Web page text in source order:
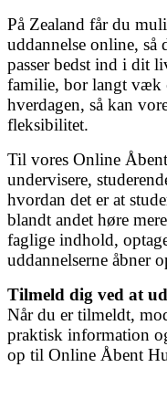
På Zealand får du
uddannelse online, så
passer bedst ind i dit
familie, bor langt væk
hverdagen, så kan
fleksibilitet.
Til vores Online
undervisere,
hvordan det er at
blandt andet høre
faglige indhold,
uddannelserne åbner
Tilmeld dig ved at
Når du er tilmeldt,
praktisk information
op til Online Åbent